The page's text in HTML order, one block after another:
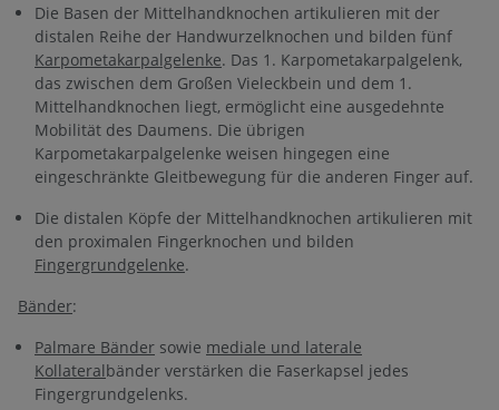
Die Basen der Mittelhandknochen artikulieren mit der
distalen Reihe der Handwurzelknochen und bilden fünf
Karpometakarpalgelenke. Das 1. Karpometakarpalgelenk,
das zwischen dem Großen Vieleckbein und dem 1.
Mittelhandknochen liegt, ermöglicht eine ausgedehnte
Mobilität des Daumens. Die übrigen
Karpometakarpalgelenke weisen hingegen eine
eingeschränkte Gleitbewegung für die anderen Finger auf.
Die distalen Köpfe der Mittelhandknochen artikulieren mit
den proximalen Fingerknochen und bilden
Fingergrundgelenke.
Bänder:
Palmare Bänder sowie mediale und laterale
Kollateralbänder verstärken die Faserkapsel jedes
Fingergrundgelenks.